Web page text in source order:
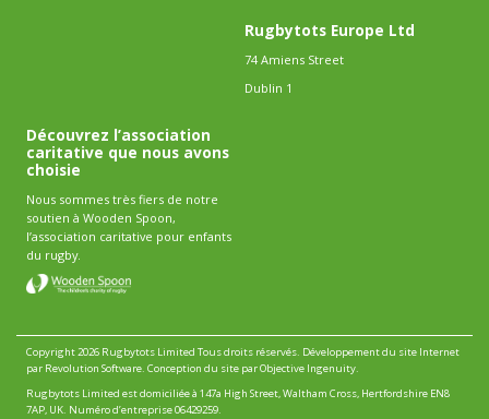
Rugbytots Europe Ltd
74 Amiens Street
Dublin 1
Découvrez l’association
caritative que nous avons
choisie
Nous sommes très fiers de notre
soutien à Wooden Spoon,
l’association caritative pour enfants
du rugby.
Copyright 2026 Rugbytots Limited Tous droits réservés. Développement du site Internet
par Revolution Software.Conception du site par Objective Ingenuity.
Rugbytots Limited est domiciliée à 147a High Street, Waltham Cross, Hertfordshire EN8
7AP, UK. Numéro d’entreprise 06429259.